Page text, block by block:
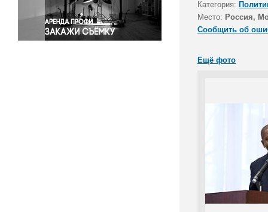
Экономика и бизнес
Категория:
Место: Россия,
Сообщить об
Ещё фото